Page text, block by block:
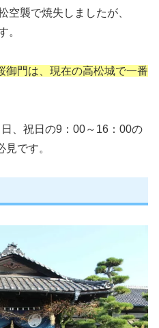
空襲で焼失しましたが、
。
御門は、現在の高松城で一番
、祝日の9：00～16：00の
です。